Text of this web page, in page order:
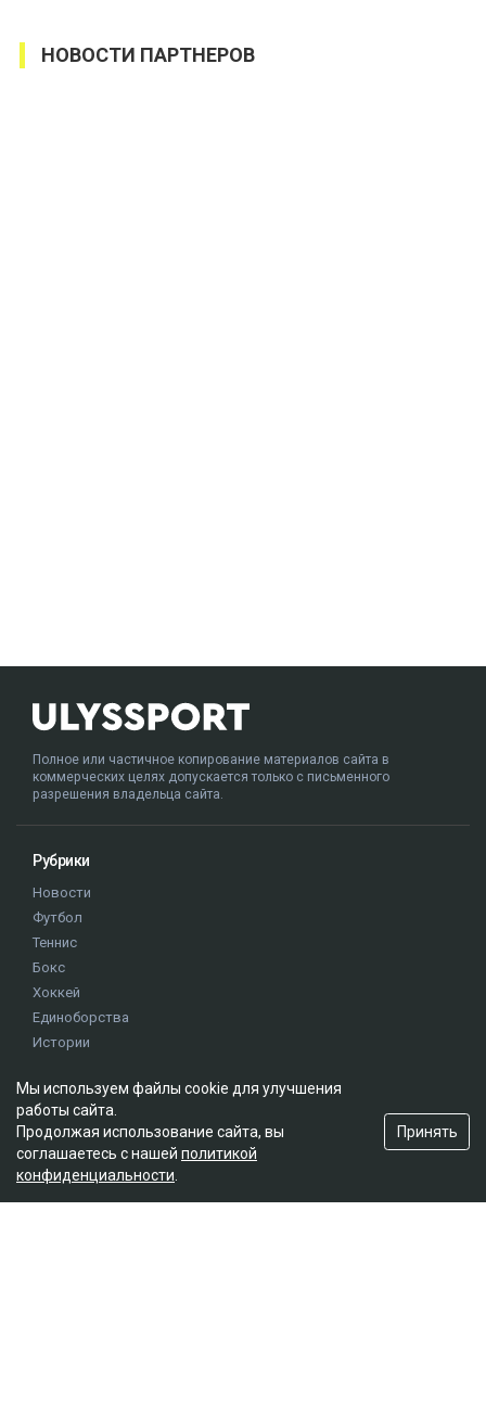
НОВОСТИ ПАРТНЕРОВ
Полное или частичное копирование материалов сайта в
коммерческих целях допускается только с письменного
разрешения владельца сайта.
Рубрики
Новости
Футбол
Теннис
Бокс
Хоккей
Единоборства
Истории
Редакция
О проекте
Правила сайта
Мы используем файлы cookie для улучшения
работы сайта.
Продолжая использование сайта, вы
соглашаетесь с нашей политикой
конфиденциальности
Принять